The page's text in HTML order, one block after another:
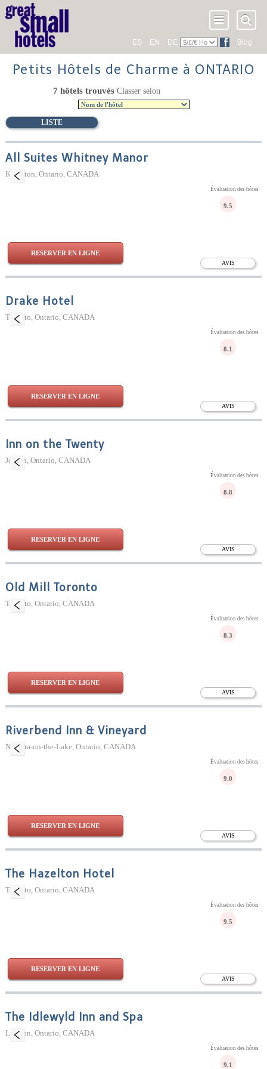
ES EN DE Blog
Petits Hôtels de Charme à ONTARIO
LISTE
7 hôtels trouvés Classer selon
All Suites Whitney Manor
Kingston, Ontario, CANADA
AVIS
Évaluation des hôtes
9.5
RESERVER EN LIGNE
Drake Hotel
Toronto, Ontario, CANADA
AVIS
Évaluation des hôtes
8.1
RESERVER EN LIGNE
Inn on the Twenty
Jordan, Ontario, CANADA
AVIS
Évaluation des hôtes
8.8
RESERVER EN LIGNE
Old Mill Toronto
Toronto, Ontario, CANADA
AVIS
Évaluation des hôtes
8.3
RESERVER EN LIGNE
Riverbend Inn & Vineyard
Niagara-on-the-Lake, Ontario, CANADA
AVIS
Évaluation des hôtes
9.0
RESERVER EN LIGNE
The Hazelton Hotel
Toronto, Ontario, CANADA
AVIS
Évaluation des hôtes
9.5
RESERVER EN LIGNE
The Idlewyld Inn and Spa
London, Ontario, CANADA
Évaluation des hôtes
9.1